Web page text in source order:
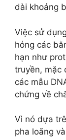
dài khoảng
Việc sử
hỏng các
hạn như
truyền, mặc
các mẫu
chứng về
Vì nó dựa
pha loãng